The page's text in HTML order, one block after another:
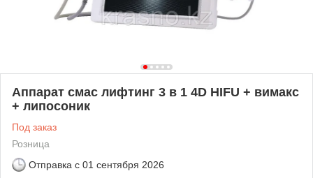
Аппарат смас лифтинг 3 в 1 4D HIFU + вимакс
+ липосоник
Под заказ
Розница
Отправка с 01 сентября 2026